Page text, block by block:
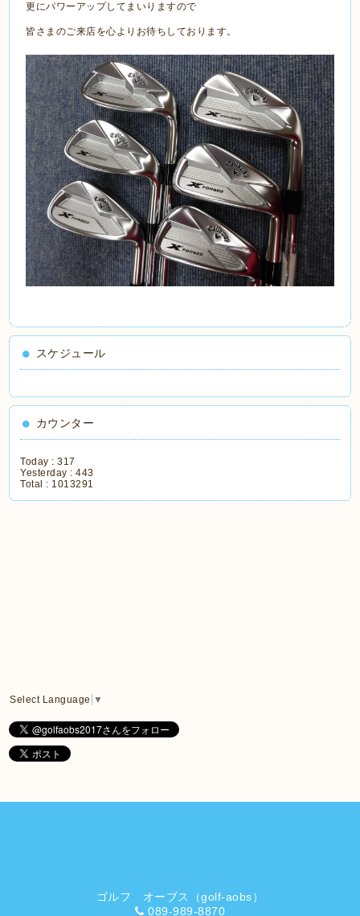
更にパワーアップしてまいりますので
皆さまのご来店を心よりお待ちしております。
スケジュール
カウンター
Today :317
Yesterday :443
Total : 1013291
Select Language ▼
ゴルフ オーブス（golf-aobs）
089-989-8870